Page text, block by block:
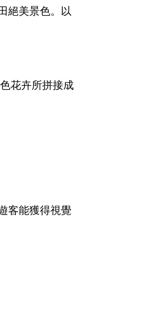
絕美景色。以
花卉所拼接成
客能獲得視覺